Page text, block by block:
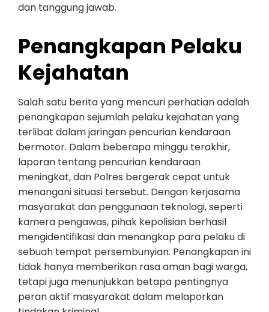
dan tanggung jawab.
Penangkapan Pelaku
Kejahatan
Salah satu berita yang mencuri perhatian adalah
penangkapan sejumlah pelaku kejahatan yang
terlibat dalam jaringan pencurian kendaraan
bermotor. Dalam beberapa minggu terakhir,
laporan tentang pencurian kendaraan
meningkat, dan Polres bergerak cepat untuk
menangani situasi tersebut. Dengan kerjasama
masyarakat dan penggunaan teknologi, seperti
kamera pengawas, pihak kepolisian berhasil
mengidentifikasi dan menangkap para pelaku di
sebuah tempat persembunyian. Penangkapan ini
tidak hanya memberikan rasa aman bagi warga,
tetapi juga menunjukkan betapa pentingnya
peran aktif masyarakat dalam melaporkan